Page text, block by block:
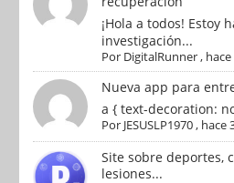
¡Hola a todos! Estoy
investigación...
Por DigitalRunner,
Nueva app para
a { text-decoration:
Por JESUSLP1970, hace
Site sobre deportes,
lesiones...